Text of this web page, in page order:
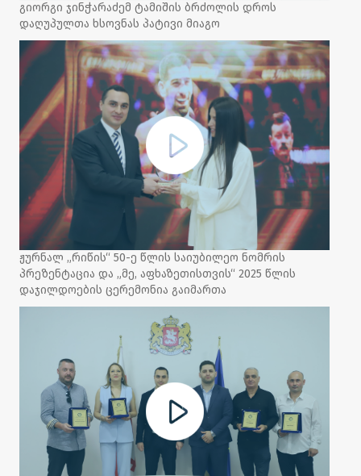
გიორგი ჯინჭარაძემ ტამიშის ბრძოლის დროს
დაღუპულთა ხსოვნას პატივი მიაგო
ჟურნალ „რიწის“ 50-ე წლის საიუბილეო ნომრის
პრეზენტაცია და „მე, აფხაზეთისთვის“ 2025 წლის
დაჯილდოების ცერემონია გაიმართა